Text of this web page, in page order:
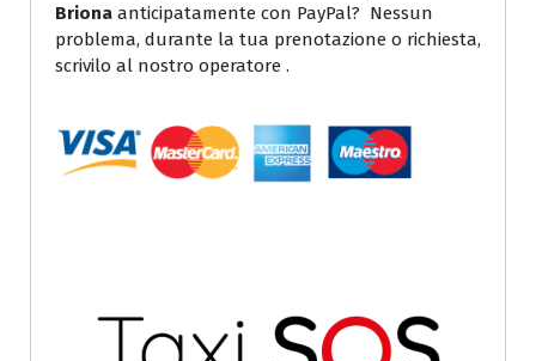
Briona anticipatamente con PayPal? Nessun
problema, durante la tua prenotazione o richiesta,
scrivilo al nostro operatore .